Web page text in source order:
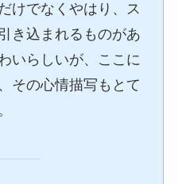
けでなくやはり、ス
き込まれるものがあ
いらしいが、ここに
その心情描写もとて